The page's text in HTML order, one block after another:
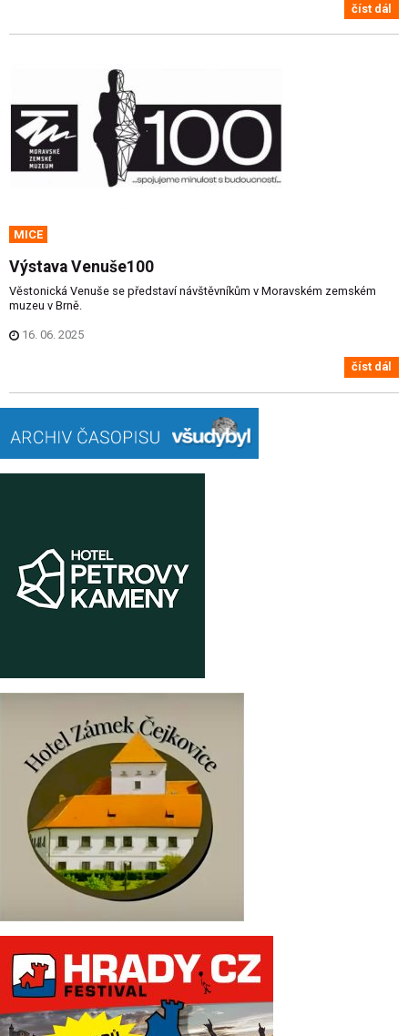
číst dál
MICE
Výstava Venuše100
Věstonická Venuše se představí návštěvníkům v Moravském zemském
muzeu v Brně.
16. 06. 2025
číst dál